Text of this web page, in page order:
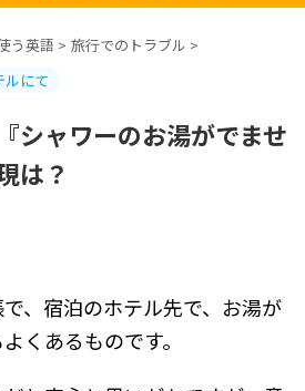
う英語 > 旅行でのトラブル >
ルにて
シャワーのお湯がでませ
は？
、宿泊のホテル先で、お湯が
くあるものです。